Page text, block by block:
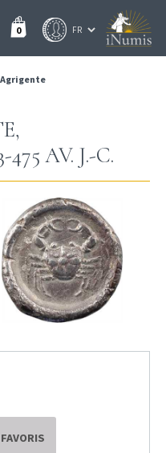
0
Agrigente
AV. J.-C.